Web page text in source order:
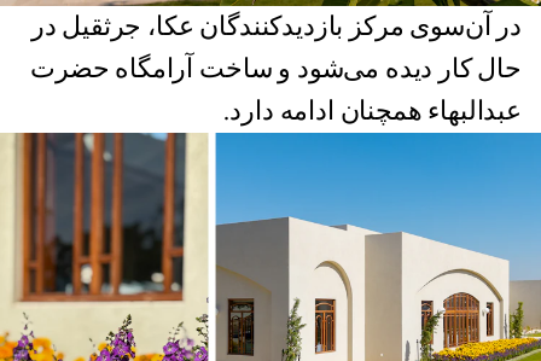
در آن‌سوی مرکز بازدیدکنندگان عکا، جرثقیل در
حال کار دیده می‌شود و ساخت آرامگاه حضرت
عبدالبهاء همچنان ادامه دارد.